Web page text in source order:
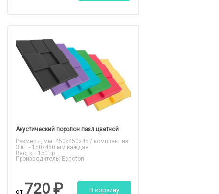
Акустический поролон пазл цветной
Размеры, мм: 450x450x45 / комплект из
3 шт - 150x450 мм каждая
Вес, кг: 150 гр
Производитель: Echoton
от 720 ₽ В корзину